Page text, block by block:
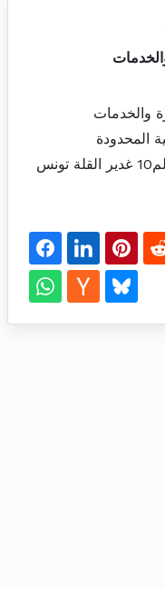
والخدمات
المحدودة